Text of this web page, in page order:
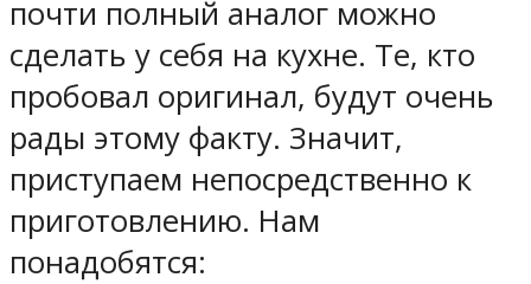
почти полный аналог можно
сделать у себя на кухне. Те, кто
пробовал оригинал, будут очень
рады этому факту. Значит,
приступаем непосредственно к
приготовлению. Нам
понадобятся: